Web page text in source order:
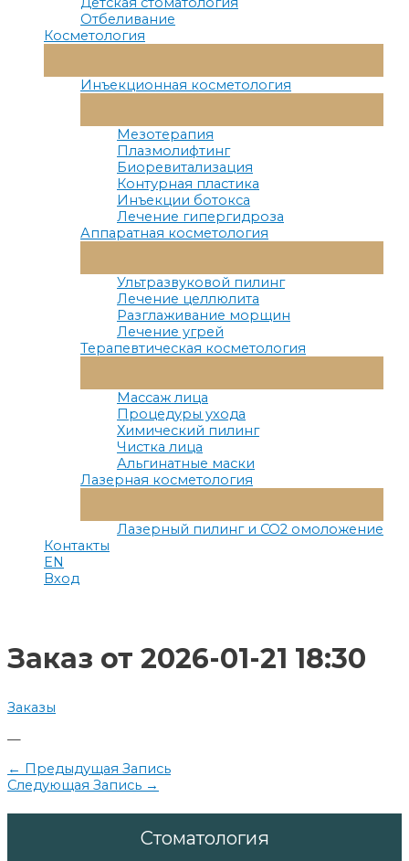
Отбеливание
Косметология
Меню
Инъекционная косметология
Меню
Мезотерапия
Плазмолифтинг
Биоревитализация
Контурная пластика
Инъекции ботокса
Лечение гипергидроза
Аппаратная косметология
Меню
Ультразвуковой пилинг
Лечение целлюлита
Разглаживание морщин
Лечение угрей
Терапевтическая косметология
Меню
Массаж лица
Процедуры ухода
Химический пилинг
Чистка лица
Альгинатные маски
Лазерная косметология
Меню
Лазерный пилинг и СО2 омоложение
Контакты
EN
Вход
Заказ от 2026-01-21 18:30
Заказы
—
Навигация
по
← Предыдущая Запись
Следующая Запись →
Стоматология